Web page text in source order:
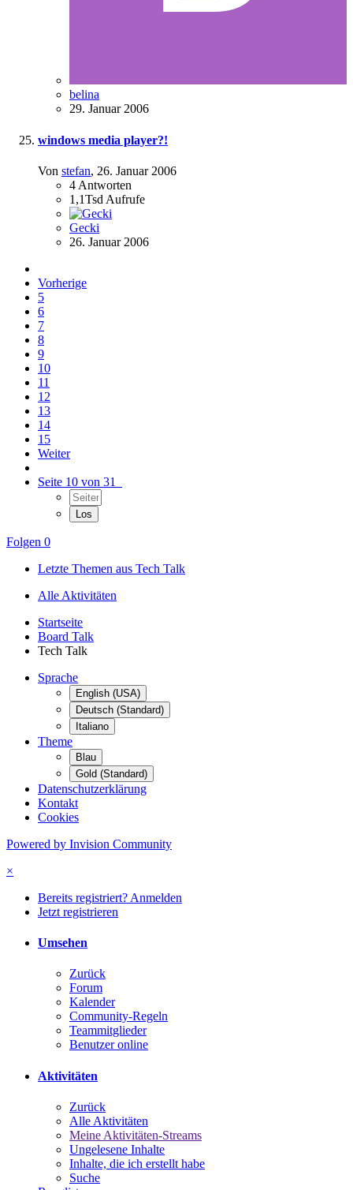
belina
29. Januar 2006
windows media player?!
Von stefan, 26. Januar 2006
4 Antworten
1,1Tsd Aufrufe
Gecki
26. Januar 2006
Vorherige
5
6
7
8
9
10
11
12
13
14
15
Weiter
Seite 10 von 31
Folgen 0
Letzte Themen aus Tech Talk
Alle Aktivitäten
Startseite
Board Talk
Tech Talk
Sprache
English (USA)
Deutsch (Standard)
Italiano
Theme
Blau
Gold (Standard)
Datenschutzerklärung
Kontakt
Cookies
Powered by Invision Community
×
Bereits registriert? Anmelden
Jetzt registrieren
Umsehen
Zurück
Forum
Kalender
Community-Regeln
Teammitglieder
Benutzer online
Aktivitäten
Zurück
Alle Aktivitäten
Meine Aktivitäten-Streams
Ungelesene Inhalte
Inhalte, die ich erstellt habe
Suche